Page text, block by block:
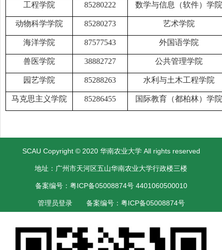
工程学院 85280222 数学与信息（软件）学院
动物科学学院 85280273 艺术学院
海洋学院 87577543 外国语学院
兽医学院 38882727 公共管理学院
园艺学院 85288263 水利与土木工程学院
马克思主义学院 85286455 国际教育（都柏林）学院
SCAU Copyright © 2020 华南农业大学 All rights reserved
地址：广州市天河区五山华南农业大学行政楼三楼
备案编号：粤ICP备05008874号 4401060500010
管理员登录 备案编号：粤ICP备05008874号